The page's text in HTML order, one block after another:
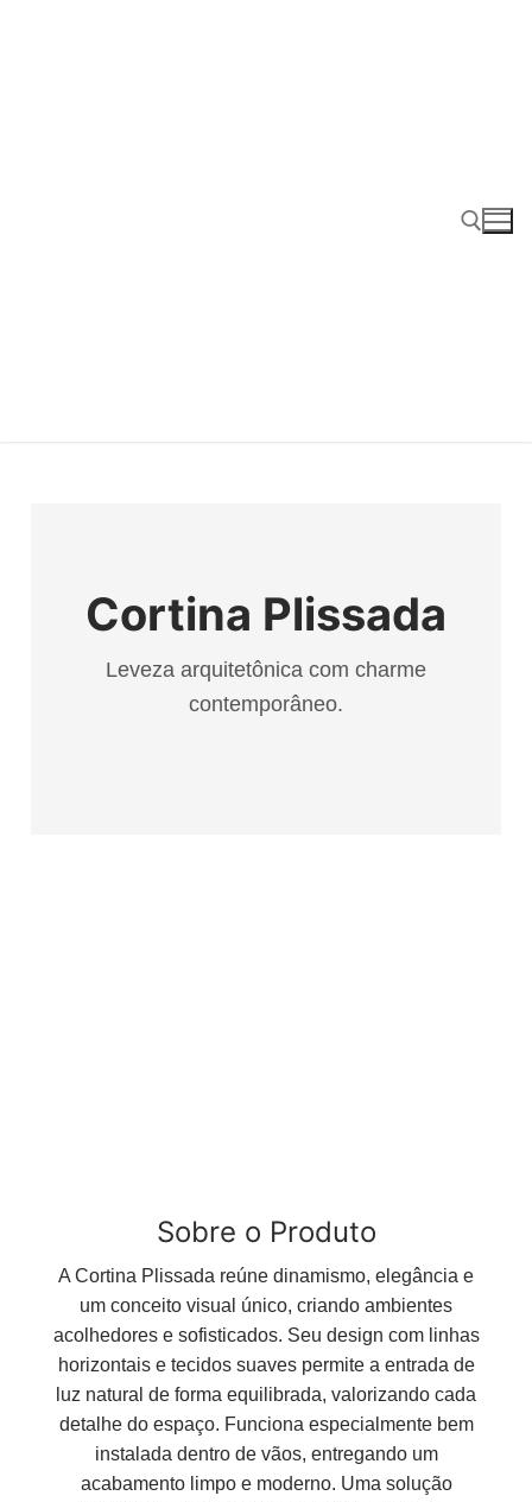
Cortina Plissada
Leveza arquitetônica com charme
contemporâneo.
Sobre o Produto
A Cortina Plissada reúne dinamismo, elegância e
um conceito visual único, criando ambientes
acolhedores e sofisticados. Seu design com linhas
horizontais e tecidos suaves permite a entrada de
luz natural de forma equilibrada, valorizando cada
detalhe do espaço. Funciona especialmente bem
instalada dentro de vãos, entregando um
acabamento limpo e moderno. Uma solução